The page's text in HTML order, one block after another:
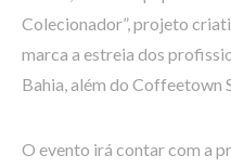
Colecionador”, projeto
marca a estreia dos
Bahia, além do Coffeetown
O evento irá contar com a